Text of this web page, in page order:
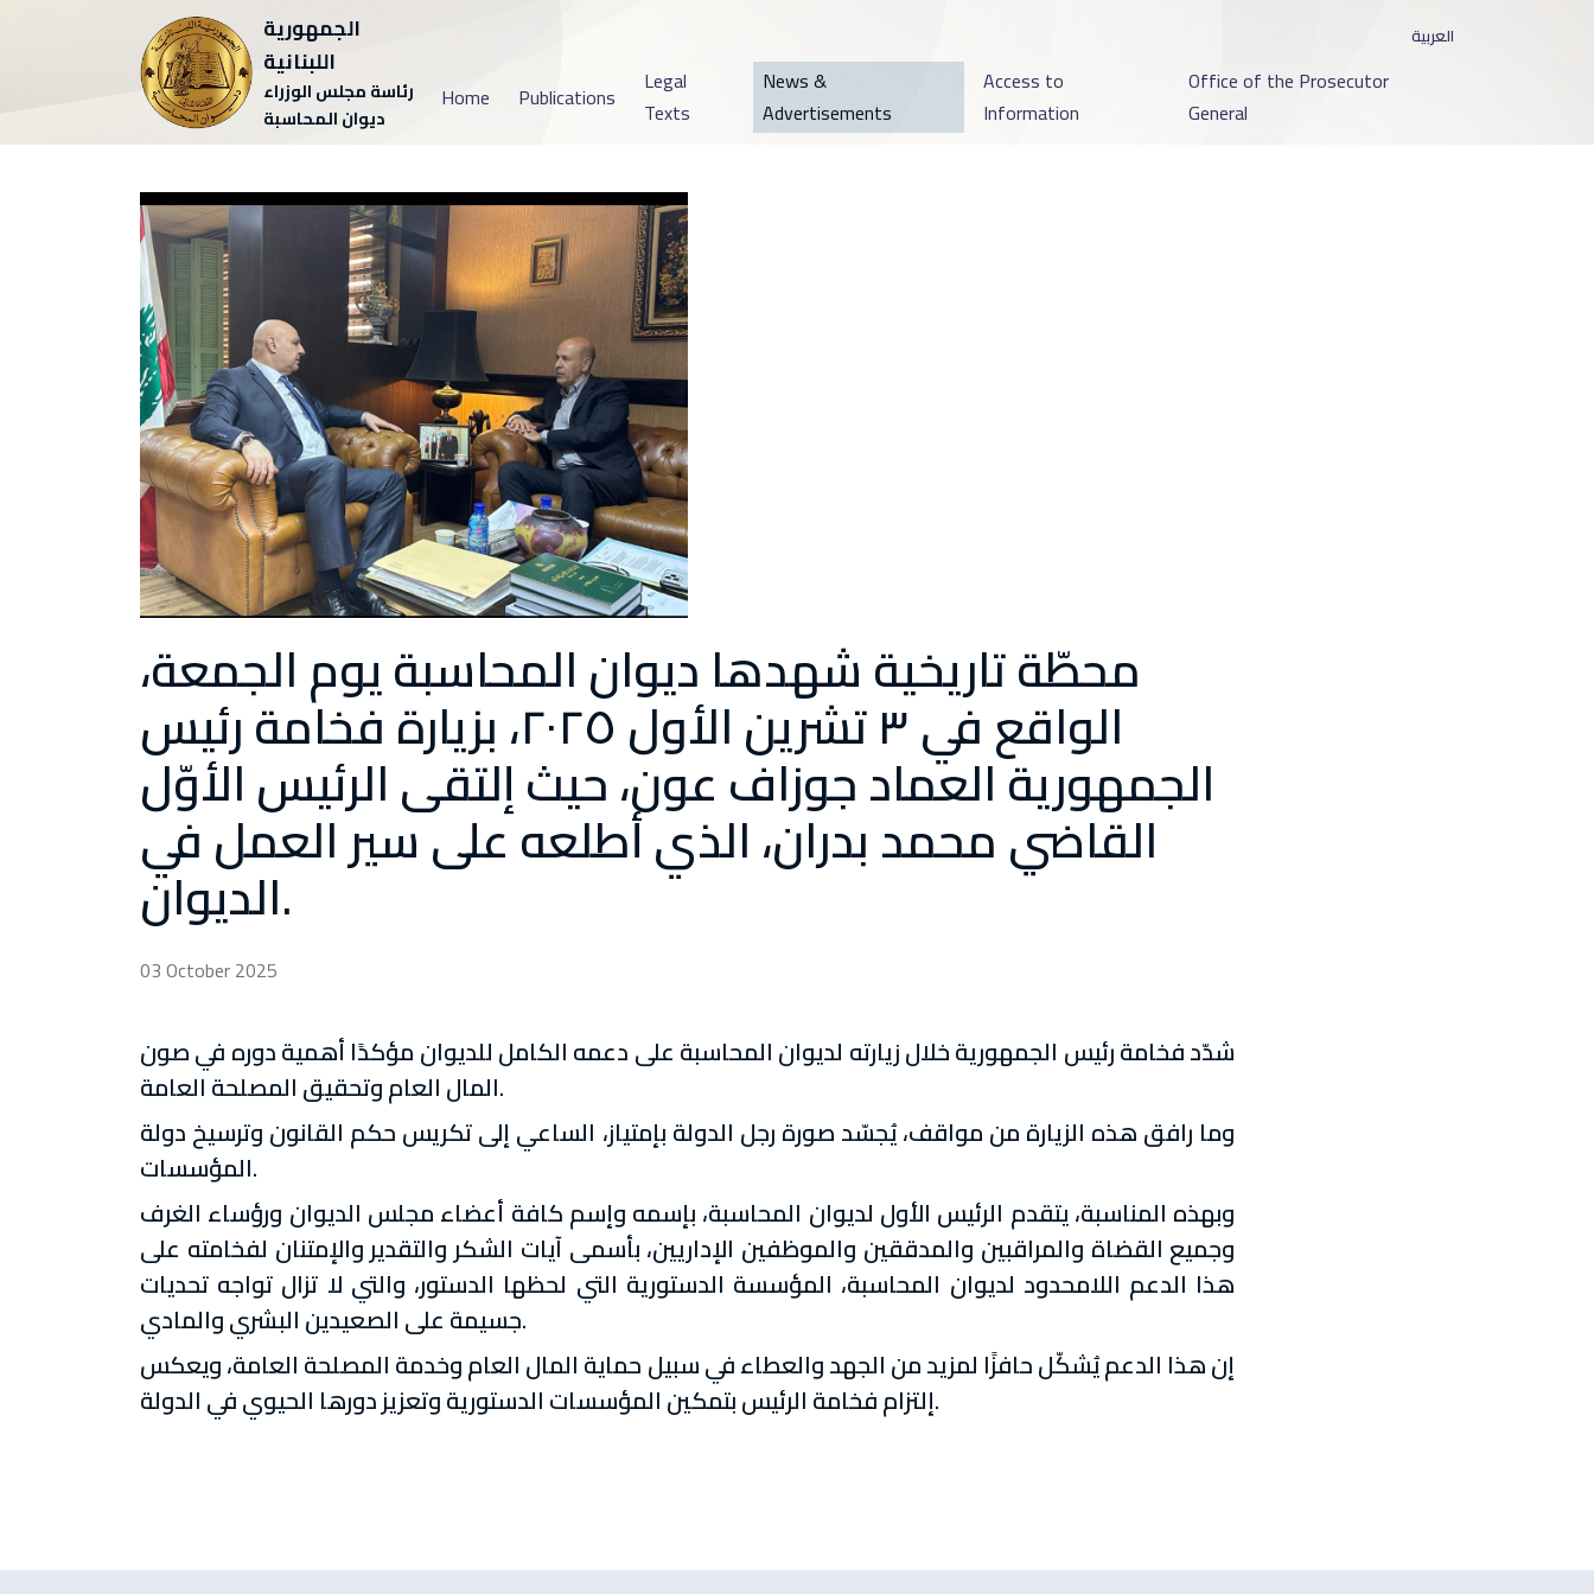
العربية
الجمهورية
اللبنانية
رئاسة مجلس الوزراء
ديوان المحاسبة
Home Publications
Legal
Texts
News &
Advertisements
Access to
Information
Office of the Prosecutor
General
محطّة تاريخية شهدها ديوان المحاسبة يوم الجمعة،
الواقع في ٣ تشرين الأول ٢٠٢٥، بزيارة فخامة رئيس
الجمهورية العماد جوزاف عون، حيث إلتقى الرئيس الأوّل
القاضي محمد بدران، الذي أطلعه على سير العمل في
الديوان.
03 October 2025
شدّد فخامة رئيس الجمهورية خلال زيارته لديوان المحاسبة على دعمه الكامل للديوان مؤكدًا أهمية دوره في صون
المال العام وتحقيق المصلحة العامة.
وما رافق هذه الزيارة من مواقف، يُجسّد صورة رجل الدولة بإمتياز، الساعي إلى تكريس حكم القانون وترسيخ دولة
المؤسسات.
وبهذه المناسبة، يتقدم الرئيس الأول لديوان المحاسبة، بإسمه وإسم كافة أعضاء مجلس الديوان ورؤساء الغرف
وجميع القضاة والمراقبين والمدققين والموظفين الإداريين، بأسمى آيات الشكر والتقدير والإمتنان لفخامته على
هذا الدعم اللامحدود لديوان المحاسبة، المؤسسة الدستورية التي لحظها الدستور، والتي لا تزال تواجه تحديات
جسيمة على الصعيدين البشري والمادي.
إن هذا الدعم يُشكّل حافزًا لمزيد من الجهد والعطاء في سبيل حماية المال العام وخدمة المصلحة العامة، ويعكس
إلتزام فخامة الرئيس بتمكين المؤسسات الدستورية وتعزيز دورها الحيوي في الدولة.